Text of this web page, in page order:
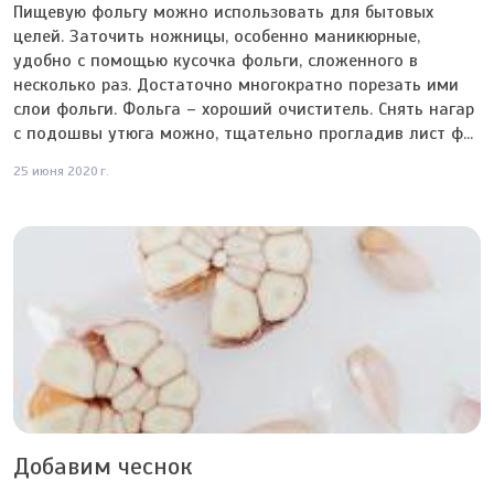
Пищевую фольгу можно использовать для бытовых
целей. Заточить ножницы, особенно маникюрные,
удобно с помощью кусочка фольги, сложенного в
несколько раз. Достаточно многократно порезать ими
слои фольги. Фольга – хороший очиститель. Снять нагар
с подошвы утюга можно, тщательно прогладив лист ф...
25 июня 2020 г.
Добавим чеснок